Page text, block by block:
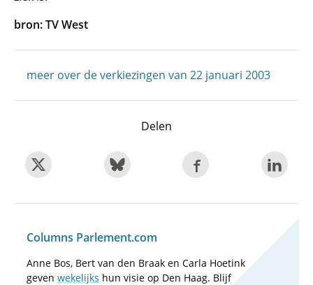
bron: TV West
meer over de verkiezingen van 22 januari 2003
Delen
Columns Parlement.com
Anne Bos, Bert van den Braak en Carla Hoetink
geven wekelijks hun visie op Den Haag. Blijf